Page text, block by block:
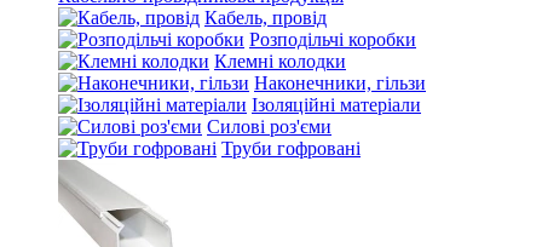
Кабель, провід
Розподільчі коробки
Клемні колодки
Наконечники, гільзи
Ізоляційні матеріали
Силові роз'єми
Труби гофровані